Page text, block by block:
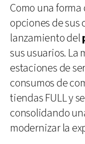
Como una
opciones de sus
lanzamiento del
sus usuarios. La
estaciones de
consumos de
tiendas FULL y
consolidando
modernizar la